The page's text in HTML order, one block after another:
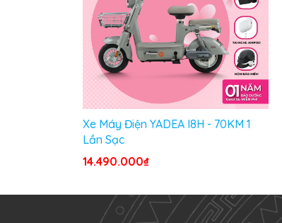
Xe Máy Điện YADEA I8H - 70KM 1
Lần Sạc
14.490.000₫